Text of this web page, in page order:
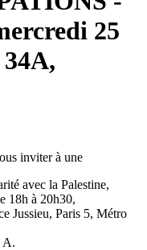
25
inviter à une
avec la Palestine,
18h à 20h30,
Jussieu, Paris 5, Métro
A.